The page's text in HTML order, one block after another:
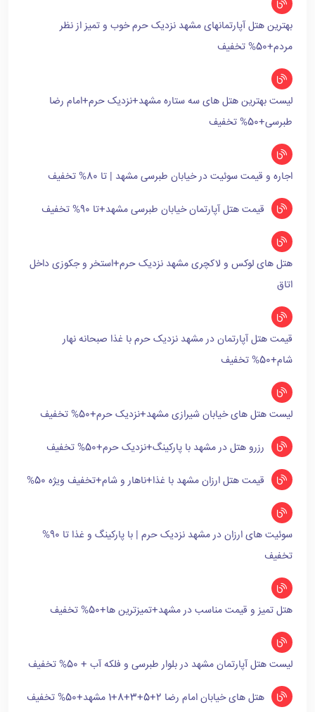
بهترین هتل آپارتمانهای مشهد نزدیک حرم خوب و تمیز از نظر
مردم+50% تخفیف
لیست بهترین هتل های سه ستاره مشهد+نزدیک حرم+امام رضا
طبرسی+50% تخفیف
اجاره و قیمت سوئیت در خیابان طبرسی مشهد | تا 80% تخفیف
قیمت هتل آپارتمان خیابان طبرسی مشهد+تا 90% تخفیف
هتل های لوکس و لاکچری مشهد نزدیک حرم+استخر و جکوزی داخل
اتاق
قیمت هتل آپارتمان در مشهد نزدیک حرم با غذا صبحانه نهار
شام+50% تخفیف
لیست هتل های خیابان شیرازی مشهد+نزدیک حرم+50% تخفیف
رزرو هتل در مشهد با پارکینگ+نزدیک حرم+50% تخفیف
قیمت هتل ارزان مشهد با غذا+ناهار و شام+تخفیف ویژه 50%
سوئیت های ارزان در مشهد نزدیک حرم | با پارکینگ و غذا تا 90%
تخفیف
هتل تمیز و قیمت مناسب در مشهد+تمیزترین ها+50% تخفیف
لیست هتل آپارتمان مشهد در بلوار طبرسی و فلکه آب + 50% تخفیف
هتل های خیابان امام رضا 2+5+3+8+1 مشهد+50% تخفیف